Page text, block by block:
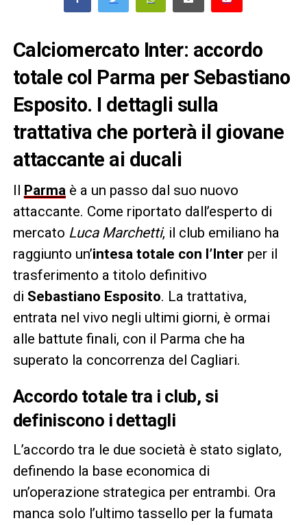
Calciomercato Inter: accordo
totale col Parma per Sebastiano
Esposito. I dettagli sulla
trattativa che porterà il giovane
attaccante ai ducali
Il Parma è a un passo dal suo nuovo
attaccante. Come riportato dall’esperto di
mercato Luca Marchetti, il club emiliano ha
raggiunto un’intesa totale con l’Inter per il
trasferimento a titolo definitivo
di Sebastiano Esposito. La trattativa,
entrata nel vivo negli ultimi giorni, è ormai
alle battute finali, con il Parma che ha
superato la concorrenza del Cagliari.
Accordo totale tra i club, si
definiscono i dettagli
L’accordo tra le due società è stato siglato,
definendo la base economica di
un’operazione strategica per entrambi. Ora
manca solo l’ultimo tassello per la fumata